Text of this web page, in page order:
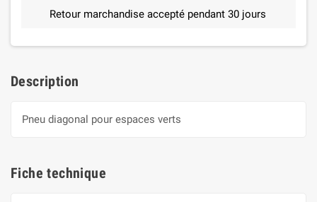
Retour marchandise accepté pendant 30 jours
Description
Pneu diagonal pour espaces verts
Fiche technique